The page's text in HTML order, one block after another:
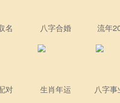
名 八字合婚 流年
对 生肖年运 八字事